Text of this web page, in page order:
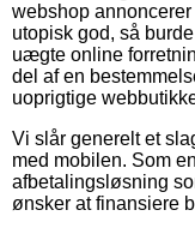
webshop
utopisk god, så
uægte online
del af en
uoprigtige
Vi slår generelt et
med mobilen. Som
afbetalingsløsning
ønsker at finansiere